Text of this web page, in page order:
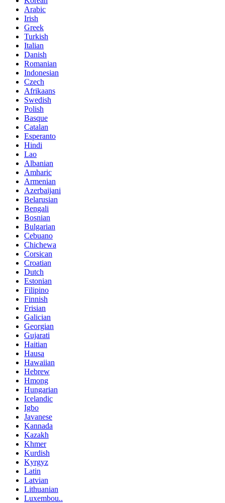
Arabic
Irish
Greek
Turkish
Italian
Danish
Romanian
Indonesian
Czech
Afrikaans
Swedish
Polish
Basque
Catalan
Esperanto
Hindi
Lao
Albanian
Amharic
Armenian
Azerbaijani
Belarusian
Bengali
Bosnian
Bulgarian
Cebuano
Chichewa
Corsican
Croatian
Dutch
Estonian
Filipino
Finnish
Frisian
Galician
Georgian
Gujarati
Haitian
Hausa
Hawaiian
Hebrew
Hmong
Hungarian
Icelandic
Igbo
Javanese
Kannada
Kazakh
Khmer
Kurdish
Kyrgyz
Latin
Latvian
Lithuanian
Luxembou..